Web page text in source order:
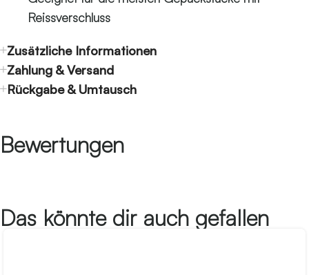
Reissverschluss
Zusätzliche Informationen
Zahlung & Versand
Rückgabe & Umtausch
Bewertungen
Das könnte dir auch gefallen